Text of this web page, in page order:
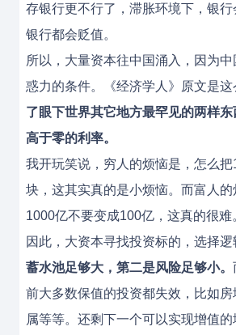
存银行更不行了，滞胀环境下，银
银行都会贬值。
所以，大量资本往中国涌入，因为
惑力的条件。《经济学人》原文是这
了眼下世界其它地方最罕见的两样
高于零的利率。
我开玩笑说，穷人的烦恼是，怎么
块，这其实真的是小烦恼。而富人
1000亿不要变成100亿，这真的很难
因此，大资本寻找投资标的，选择逻
蓄水池足够大，第二是风险足够小。
前大多数保值的投资都失效，比如
属等等。还剩下一个可以实现增值